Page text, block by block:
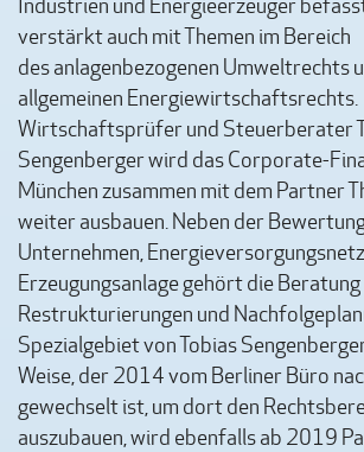
Industrien und Energieerzeuger
verstärkt auch mit Themen im Bereich
des anlagenbezogenen Umweltrechts
allgemeinen Energiewirtschaftsrechts.
Wirtschaftsprüfer und Steuerberater
Sengenberger wird das Corporate-
München zusammen mit dem Partner
weiter ausbauen. Neben der
Unternehmen,
Erzeugungsanlage gehört die
Restrukturierungen und
Spezialgebiet von Tobias
Weise, der 2014 vom Berliner Büro
gewechselt ist, um dort den
auszubauen, wird ebenfalls ab 2019